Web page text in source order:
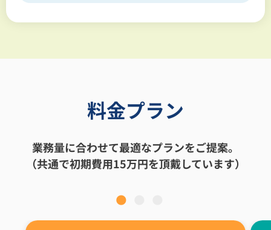
料金プラン
業務量に合わせて最適なプランをご提案。
（共通で初期費用15万円を頂戴しています）